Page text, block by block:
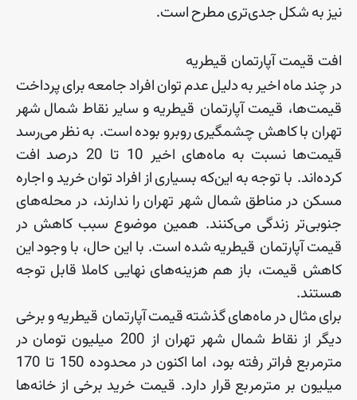
نیزبهشکلجدیتریمطرحاست.
افت قیمت آپارتمان‌ قیطریه
درچندماهاخیربهدلیلعدمتوانافرادجامعهبرایپرداخت
قیمتها، قیمت آپارتمان قیطریه و سایر نقاط شمال شهر
تهران باکاهش چشمگیریروبرو بودهاست. بهنظرمیرسد
قیمتها نسبت به ماههای اخیر 10 تا 20 درصد افت
کردهاند. با توجهبه اینکه بسیاریاز افراد توانخریدواجاره
مسکن در مناطق شمال شهر تهران را ندارند، در محلههای
جنوبیتر زندگی میکنند. همین موضوع سبب کاهش در
قیمتآپارتمان قیطریهشده است. با این حال، باوجوداین
کاهش قیمت، باز هم هزینههای نهایی کاملا قابل توجه
هستند.
برایمثال درماههایگذشتهقیمتآپارتمان قیطریهوبرخی
دیگر از نقاط شمال شهر تهران از میلیون تومان در
مترمربع فراتر رفته بود، اما اکنون در محدوده 150 تا 170
میلیون بر مترمربع قرار دارد. قیمت خرید برخی از خانهها